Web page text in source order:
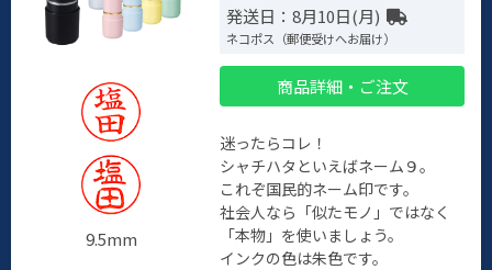
9.5mm
発送日：8月10日(月)
ネコポス（郵便受けへお届け）
商品詳細・ご注文
迷ったらコレ！
シャチハタといえばネーム９。
これぞ国民的ネーム印です。
社会人なら「似たモノ」ではなく
「本物」を使いましょう。
インクの色は朱色です。